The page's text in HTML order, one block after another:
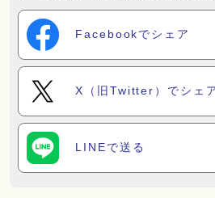
Facebookでシェア
X（旧Twitter）でシェ
LINEで送る